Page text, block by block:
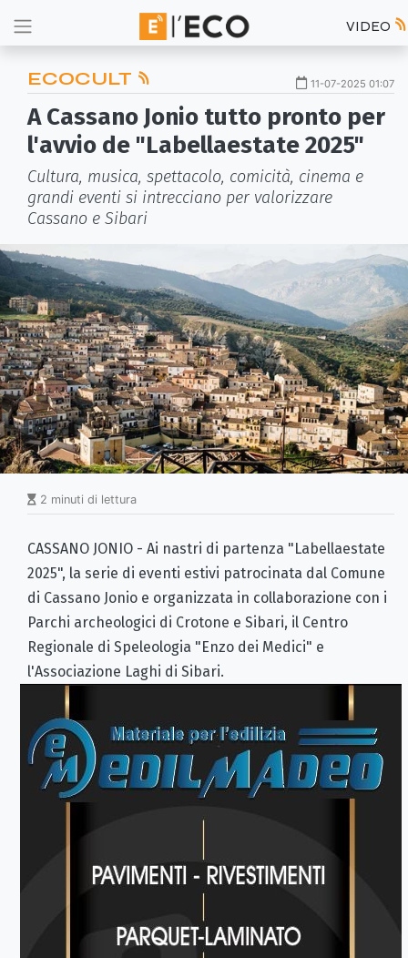
VIDEO
ECOCULT 11-07-2025 01:07
A Cassano Jonio tutto pronto per
l'avvio de "Labellaestate 2025"
Cultura, musica, spettacolo, comicità, cinema e
grandi eventi si intrecciano per valorizzare
Cassano e Sibari
2 minuti di lettura
CASSANO JONIO - Ai nastri di partenza "Labellaestate
2025", la serie di eventi estivi patrocinata dal Comune
di Cassano Jonio e organizzata in collaborazione con i
Parchi archeologici di Crotone e Sibari, il Centro
Regionale di Speleologia "Enzo dei Medici" e
l'Associazione Laghi di Sibari.